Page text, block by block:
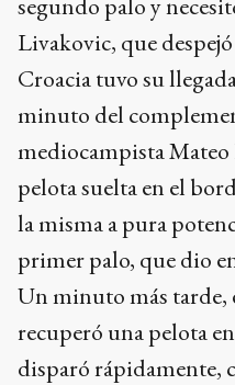
Livakovic, que
Croacia tuvo su
minuto del
mediocampista
pelota suelta en el
la misma a pura
primer palo, que dio
Un minuto más
recuperó una pelota
disparó rápidamente,